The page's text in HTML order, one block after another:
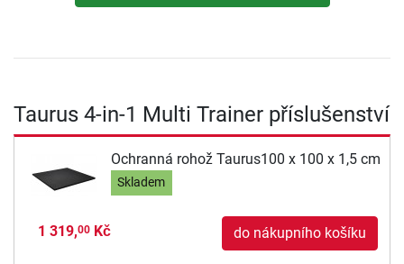
Taurus 4-in-1 Multi Trainer příslušenství
Ochranná rohož Taurus100 x 100 x 1,5 cm
Skladem
1 319,00Kč do nákupního košíku